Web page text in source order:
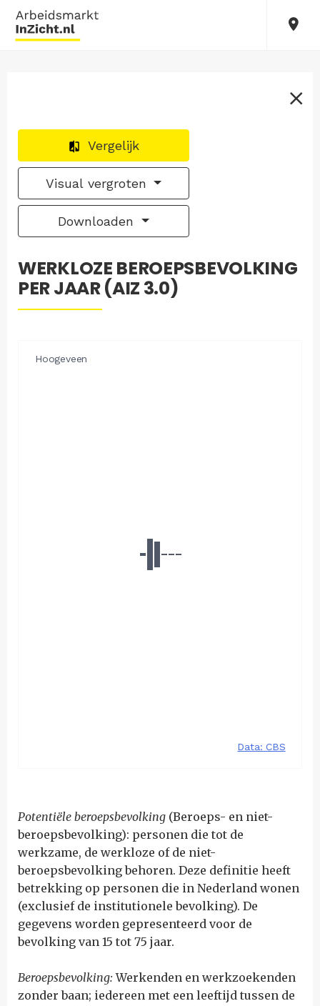
Vergelijk
Visual vergroten
Downloaden
WERKLOZE BEROEPSBEVOLKING
PER JAAR (AIZ 3.0)
Potentiële beroepsbevolking (Beroeps- en niet-
beroepsbevolking): personen die tot de
werkzame, de werkloze of de niet-
beroepsbevolking behoren. Deze definitie heeft
betrekking op personen die in Nederland wonen
(exclusief de institutionele bevolking). De
gegevens worden gepresenteerd voor de
bevolking van 15 tot 75 jaar.
Beroepsbevolking:Werkenden en werkzoekenden
zonder baan; iedereen met een leeftijd tussen de